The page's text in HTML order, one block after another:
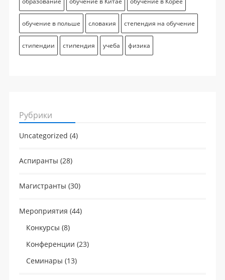
обучение в польше словакия степендия на обучение
стипендии стипендия учеба физика
Рубрики
Uncategorized (4)
Аспиранты (28)
Магистранты (30)
Мероприятия (44)
Конкурсы (8)
Конференции (23)
Семинары (13)